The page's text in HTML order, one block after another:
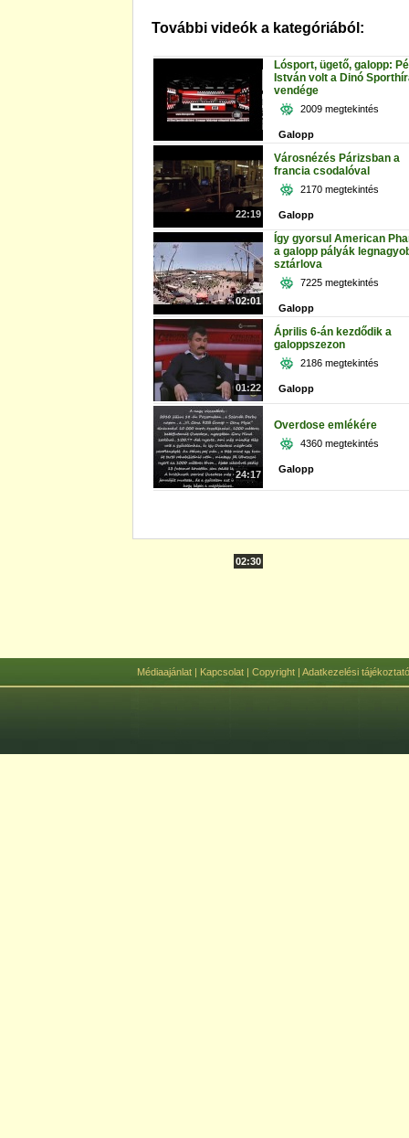
További videók a kategóriából:
22:19
Lósport, ügető, galopp:
István volt a Dinó
vendége
2009 megtekintés
Galopp
02:01
Városnézés Párizsban a
francia csodalóval
2170 megtekintés
Galopp
01:22
Így gyorsul American
a galopp pályák
sztárlova
7225 megtekintés
Galopp
24:17
Április 6-án kezdődik a
galoppszezon
2186 megtekintés
Galopp
02:30
Overdose emlékére
4360 megtekintés
Galopp
Médiaajánlat| Kapcsolat| Copyright| Adatkezelési tájékoztató